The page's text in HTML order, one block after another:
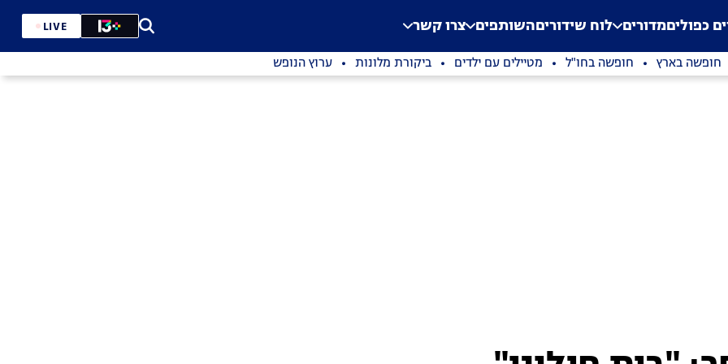
Application error: a
. כפוליםמדורים לוח שידוריםהשותפים צרו קשר LIVE
חופשה בארץ חופשה בחו"ל מטיילים עם ילדים ביקורת מלונות ערוץ הנופש